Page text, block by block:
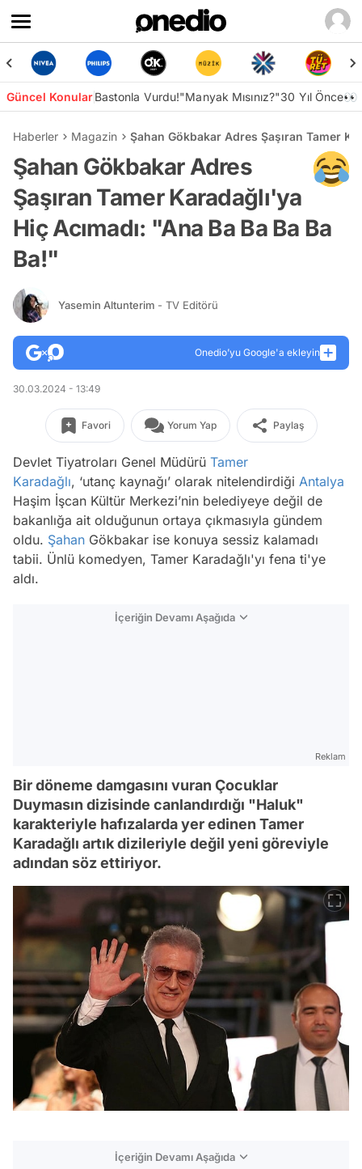
Güncel KonularBastonla Vurdu!"Manyak Mısınız?"30 Yıl Önce👀
Haberler Magazin Şahan Gökbakar Adres Şaşıran Tamer
Şahan Gökbakar Adres
Şaşıran Tamer Karadağlı'ya
Hiç Acımadı: "Ana Ba Ba Ba Ba
Ba!"
Yasemin Altunterim - TV Editörü
Onedio’yu Google'a ekleyin
30.03.2024 - 13:49
Favori Yorum Yap Paylaş
Devlet Tiyatroları Genel Müdürü Tamer
Karadağlı, ‘utanç kaynağı’ olarak nitelendirdiği Antalya
Haşim İşcan Kültür Merkezi’nin belediyeye değil de
bakanlığa ait olduğunun ortaya çıkmasıyla gündem
oldu. Şahan Gökbakar ise konuya sessiz kalamadı
tabii. Ünlü komedyen, Tamer Karadağlı'yı fena ti'ye
aldı.
İçeriğin Devamı Aşağıda
Reklam
Bir döneme damgasını vuran Çocuklar
Duymasın dizisinde canlandırdığı "Haluk"
karakteriyle hafızalarda yer edinen Tamer
Karadağlı artık dizileriyle değil yeni göreviyle
adından söz ettiriyor.
İçeriğin Devamı Aşağıda